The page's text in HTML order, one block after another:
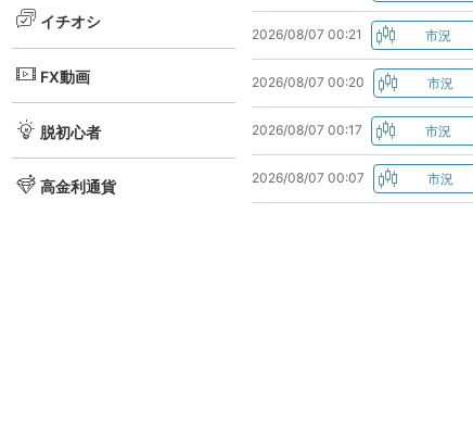
イチオシ
FX動画
脱初心者
高金利通貨
2026/08/07 00:21
2026/08/07 00:20
2026/08/07 00:17
2026/08/07 00:07